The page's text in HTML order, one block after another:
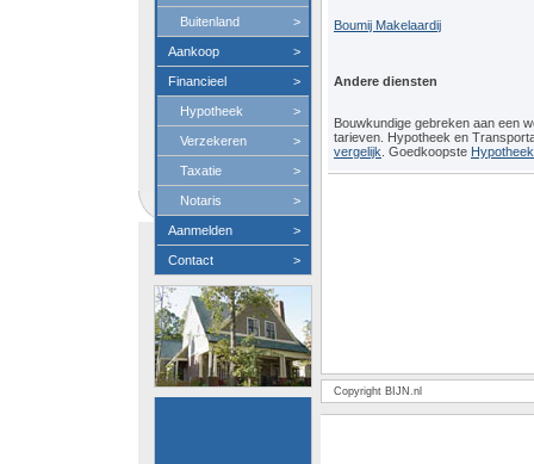
Buitenland >
Aankoop >
Financieel >
Hypotheek >
Verzekeren >
Taxatie >
Notaris >
Aanmelden >
Contact >
Boumij Makelaardij
Andere diensten
Bouwkundige gebreken aan een
tarieven. Hypotheek en
vergelijk . Goedkoopste
Copyright BIJN.nl